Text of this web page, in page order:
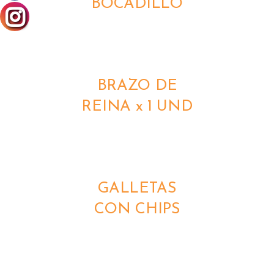
BOCADILLO
BRAZO DE
REINA x 1 UND
GALLETAS
CON CHIPS